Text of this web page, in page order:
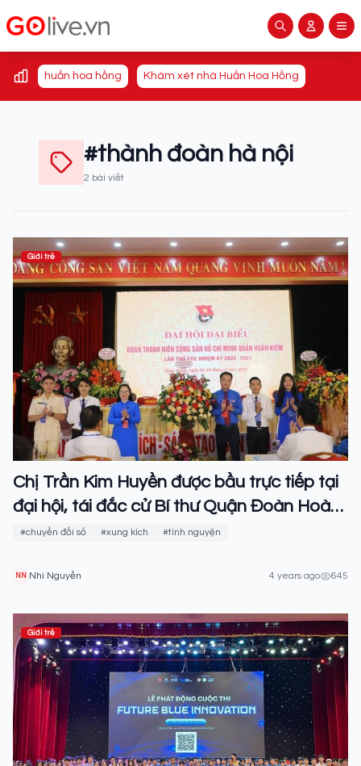
huấn hoa hồng Khám xét nhà Huấn Hoa Hồng
#thành đoàn hà nội
2 bài viết
Giới trẻ
Chị Trần Kim Huyền được bầu trực tiếp tại
đại hội, tái đắc cử Bí thư Quận Đoàn Hoàn
Kiếm
#chuyển đổi số #xung kích #tình nguyện
NN Nhi Nguyễn 4 years ago 645
Giới trẻ